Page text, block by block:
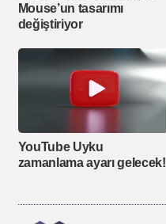
Mouse’un tasarımı
değiştiriyor
YouTube Uyku
zamanlama ayarı gelecek!